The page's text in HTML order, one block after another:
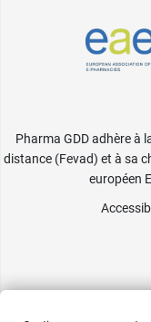
Pharma GDD adhère à
distance (Fevad) et à sa
européen